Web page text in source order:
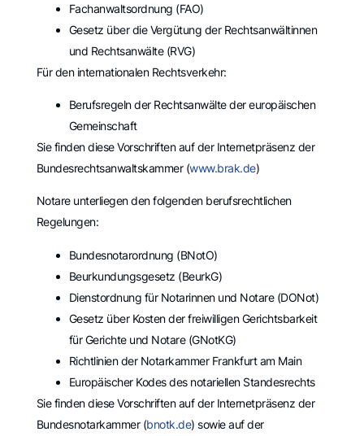
Fachanwaltsordnung (FAO)
Gesetz über die Vergütung der Rechtsanwältinnen
und Rechtsanwälte (RVG)
Für den internationalen Rechtsverkehr:
Berufsregeln der Rechtsanwälte der europäischen
Gemeinschaft
Sie finden diese Vorschriften auf der Internetpräsenz der
Bundesrechtsanwaltskammer (www.brak.de)
Notare unterliegen den folgenden berufsrechtlichen
Regelungen:
Bundesnotarordnung (BNotO)
Beurkundungsgesetz (BeurkG)
Dienstordnung für Notarinnen und Notare (DONot)
Gesetz über Kosten der freiwilligen Gerichtsbarkeit
für Gerichte und Notare (GNotKG)
Richtlinien der Notarkammer Frankfurt am Main
Europäischer Kodes des notariellen Standesrechts
Sie finden diese Vorschriften auf der Internetpräsenz der
Bundesnotarkammer (bnotk.de) sowie auf der